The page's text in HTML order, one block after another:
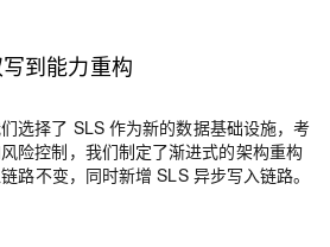
到能力重构
选择了 SLS 作为新的数据基础设施，考
险控制，我们制定了渐进式的架构重构
路不变，同时新增 SLS 异步写入链路。